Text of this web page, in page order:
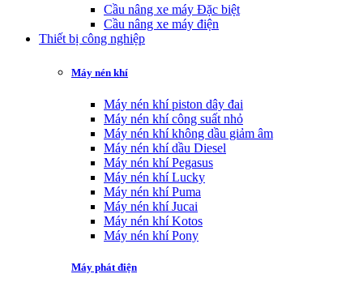
Cầu nâng xe máy Đặc biệt
Cầu nâng xe máy điện
Thiết bị công nghiệp
Máy nén khí
Máy nén khí piston dây đai
Máy nén khí công suất nhỏ
Máy nén khí không dầu giảm âm
Máy nén khí dầu Diesel
Máy nén khí Pegasus
Máy nén khí Lucky
Máy nén khí Puma
Máy nén khí Jucai
Máy nén khí Kotos
Máy nén khí Pony
Máy phát điện